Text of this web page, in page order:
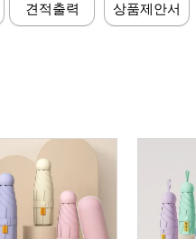
견적출력 상품제안서